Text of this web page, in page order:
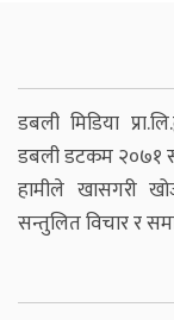
डबली मिडिया
डबली डटकम २०७१
हामीले खासगरी
सन्तुलित विचार र